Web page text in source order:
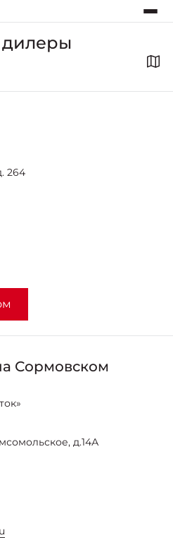
264
Сормовском
д.14А